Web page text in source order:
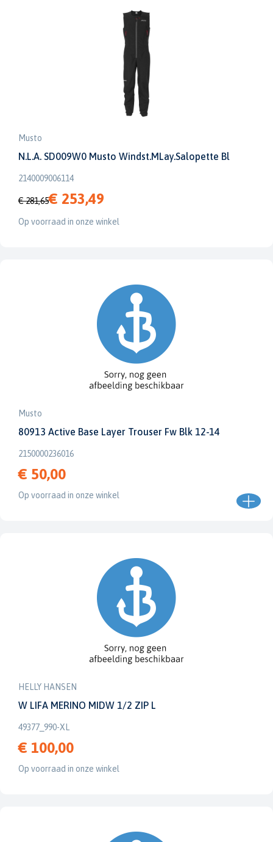
Musto
N.L.A. SD009W0 Musto Windst.MLay.Salopette Bl
2140009006114
€ 281,65€ 253,49
Op voorraad in onze winkel
Musto
80913 Active Base Layer Trouser Fw Blk 12-14
2150000236016
€ 50,00
Op voorraad in onze winkel
HELLY HANSEN
W LIFA MERINO MIDW 1/2 ZIP L
49377_990-XL
€ 100,00
Op voorraad in onze winkel